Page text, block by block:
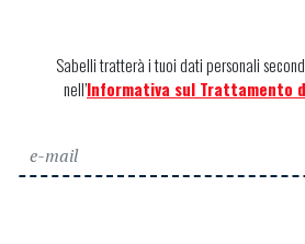
Sabelli tratterà i tuoi dati personali
nell’Informativa sul Trattamento